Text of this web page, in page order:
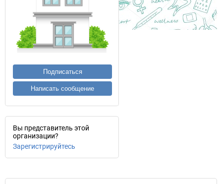
Подписаться
Написать сообщение
Вы представитель этой
организации?
Зарегистрируйтесь